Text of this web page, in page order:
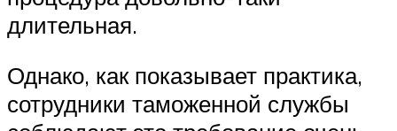
длительная.
Однако, как показывает практика,
сотрудники таможенной службы